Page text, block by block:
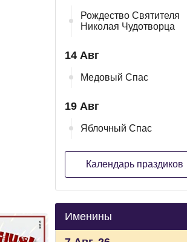
Рождество Святителя
Николая Чудотворца
14 Авг
Медовый Спас
19 Авг
Яблочный Спас
Календарь праздиков
Именины